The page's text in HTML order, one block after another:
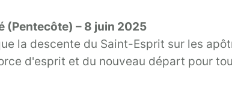
(Pentecôte) – 8 juin 2025
la descente du Saint-Esprit sur les
d'esprit et du nouveau départ pour